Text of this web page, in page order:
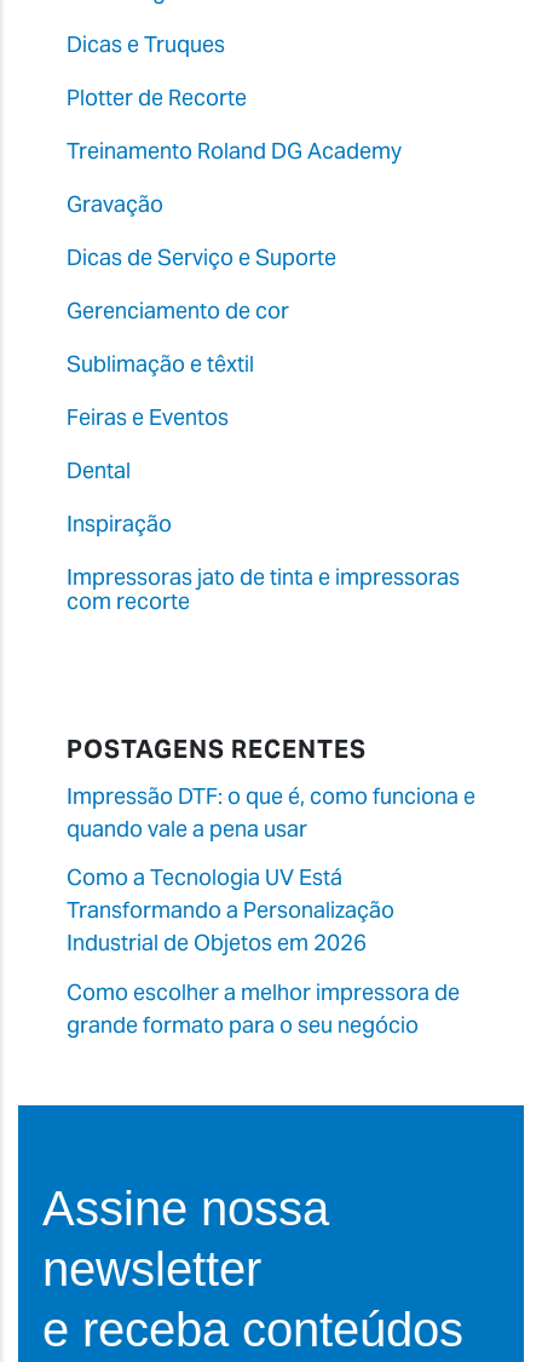
Dicas e Truques
Plotter de Recorte
Treinamento Roland DG Academy
Gravação
Dicas de Serviço e Suporte
Gerenciamento de cor
Sublimação e têxtil
Feiras e Eventos
Dental
Inspiração
Impressoras jato de tinta e impressoras
com recorte
POSTAGENS RECENTES
Impressão DTF: o que é, como funciona e
quando vale a pena usar
Como a Tecnologia UV Está
Transformando a Personalização
Industrial de Objetos em 2026
Como escolher a melhor impressora de
grande formato para o seu negócio
Assine nossa
newsletter
e receba conteúdos